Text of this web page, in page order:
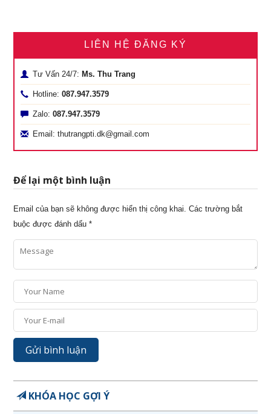
LIÊN HỆ ĐĂNG KÝ
Tư Vấn 24/7: Ms. Thu Trang
Hotline:087.947.3579
Zalo:087.947.3579
Email: thutrangpti.dk@gmail.com
Để lại một bình luận
Email của bạn sẽ không được hiển thị công khai. Các trường bắt
buộc được đánh dấu*
KHÓA HỌC GỢI Ý